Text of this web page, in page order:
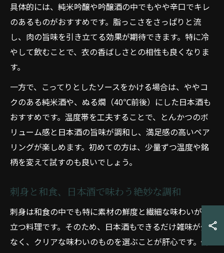
具体的には、純米吟醸や吟醸酒の中でもやや辛口でキレ
のあるものがおすすめです。脂っこさをさっぱりと流
し、肉の旨味を引き立てる効果が期待できます。特に冷
やして飲むことで、衣の香ばしさとの相性も良くなりま
す。
一方で、こってりとしたソースをかける場合は、ややコ
クのある純米酒や、ぬる燗（40℃前後）にした日本酒も
おすすめです。温度帯を工夫することで、とんかつのボ
リューム感と日本酒の旨味が調和し、満足感の高いペア
リングが楽しめます。初めての方は、少量ずつ温度や銘
柄を変えて試すのも良いでしょう。
刺身と和食、日本酒で味わう絶妙な調和
刺身は和食の中でも特に素材の鮮度と繊細な味わいが際
立つ料理です。そのため、日本酒もできるだけ雑味が少
なく、クリアな味わいのものを選ぶことが肝心です。例